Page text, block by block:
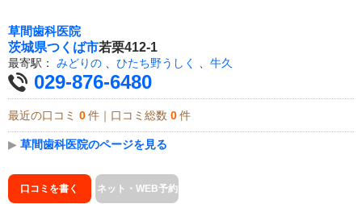
草間歯科医院
茨城県つくば市若栗412-1
最寄駅： みどりの ひたち野うしく 牛久
029-876-6480
最近の口コミ 0 件｜口コミ総数 0 件
▶ 草間歯科医院のページを見る
口コミを書く ネット・WEB予約